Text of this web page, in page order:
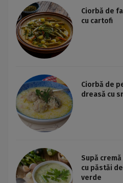
Ciorbă de
cu cartofi
Ciorbă de
dreasă cu
Supă
cu păstăi
verde